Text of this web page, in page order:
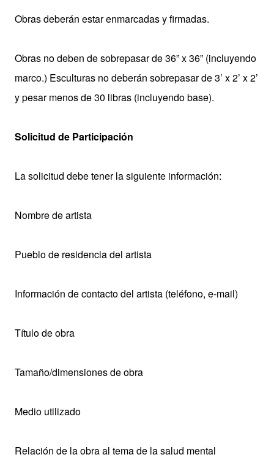
Obras deberán estar enmarcadas y firmadas.
Obras no deben de sobrepasar de 36” x 36” (incluyendo
marco.) Esculturas no deberán sobrepasar de 3’ x 2’ x 2’
y pesar menos de 30 libras (incluyendo base).
Solicitud de Participación
La solicitud debe tener la siguiente información:
Nombre de artista
Pueblo de residencia del artista
Información de contacto del artista (teléfono, e-mail)
Título de obra
Tamaño/dimensiones de obra
Medio utilizado
Relación de la obra al tema de la salud mental